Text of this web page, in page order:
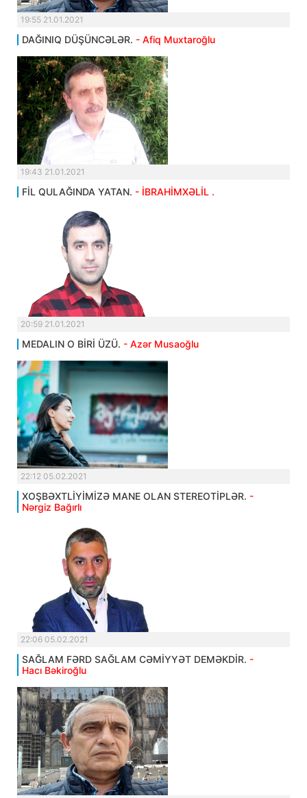
19:55 21.01.2021
DAĞINIQ DÜŞÜNCƏLƏR. - Afiq Muxtaroğlu
19:43 21.01.2021
FİL QULAĞINDA YATAN. - İBRAHİMXƏLİL .
20:59 21.01.2021
MEDALIN O BİRİ ÜZÜ. - Azər Musaoğlu
22:12 05.02.2021
XOŞBƏXTLİYİMİZƏ MANE OLAN STEREOTİPLƏR. -
Nərgiz Bağırlı
22:06 05.02.2021
SAĞLAM FƏRD SAĞLAM CƏMİYYƏT DEMƏKDİR. -
Hacı Bəkiroğlu